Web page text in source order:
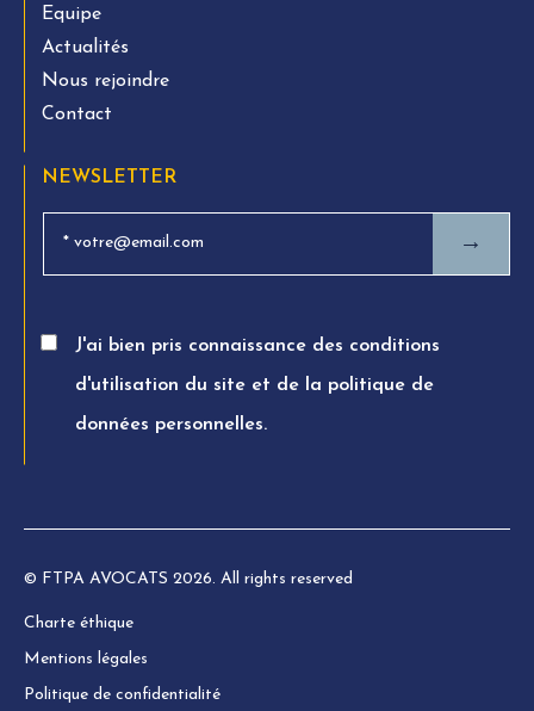
Equipe
Actualités
Nous rejoindre
Contact
NEWSLETTER
→
J'ai bien pris connaissance des conditions
d'utilisation du site et de la politique de
données personnelles.
© FTPA AVOCATS 2026. All rights reserved
Charte éthique
Mentions légales
Politique de confidentialité